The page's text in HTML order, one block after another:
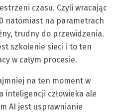
czasu. Czyli wracając
natomiast na parametrach
trudny do przewidzenia.
szkolenie sieci i to ten
w całym procesie.
na ten moment w
inteligencji człowieka ale
AI jest usprawnianie